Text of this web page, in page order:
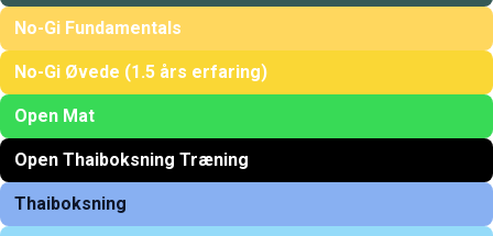
No-Gi Fundamentals
No-Gi Øvede (1.5 års erfaring)
Open Mat
Open Thaiboksning Træning
Thaiboksning